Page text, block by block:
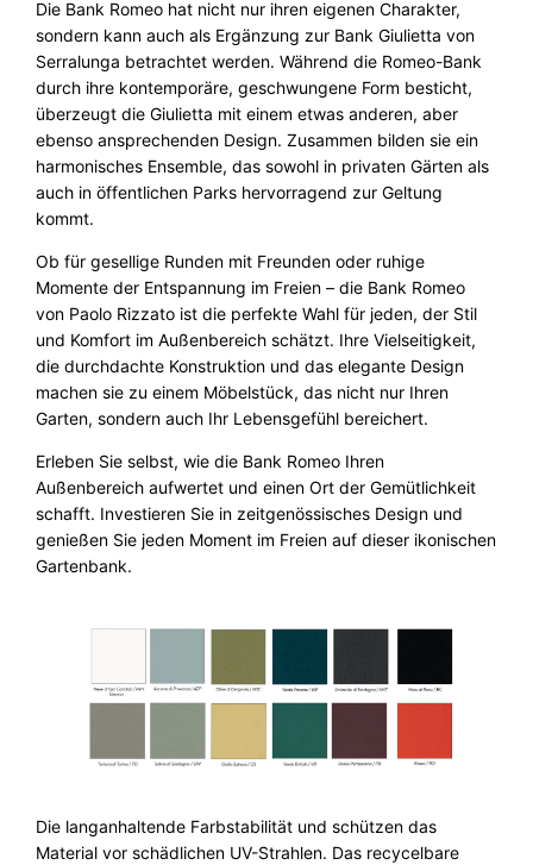
Die Bank Romeo hat nicht nur ihren eigenen Charakter,
sondern kann auch als Ergänzung zur Bank Giulietta von
Serralunga betrachtet werden. Während die Romeo-Bank
durch ihre kontemporäre, geschwungene Form besticht,
überzeugt die Giulietta mit einem etwas anderen, aber
ebenso ansprechenden Design. Zusammen bilden sie ein
harmonisches Ensemble, das sowohl in privaten Gärten als
auch in öffentlichen Parks hervorragend zur Geltung
kommt.
Ob für gesellige Runden mit Freunden oder ruhige
Momente der Entspannung im Freien – die Bank Romeo
von Paolo Rizzato ist die perfekte Wahl für jeden, der Stil
und Komfort im Außenbereich schätzt. Ihre Vielseitigkeit,
die durchdachte Konstruktion und das elegante Design
machen sie zu einem Möbelstück, das nicht nur Ihren
Garten, sondern auch Ihr Lebensgefühl bereichert.
Erleben Sie selbst, wie die Bank Romeo Ihren
Außenbereich aufwertet und einen Ort der Gemütlichkeit
schafft. Investieren Sie in zeitgenössisches Design und
genießen Sie jeden Moment im Freien auf dieser ikonischen
Gartenbank.
Die langanhaltende Farbstabilität und schützen das
Material vor schädlichen UV-Strahlen. Das recycelbare